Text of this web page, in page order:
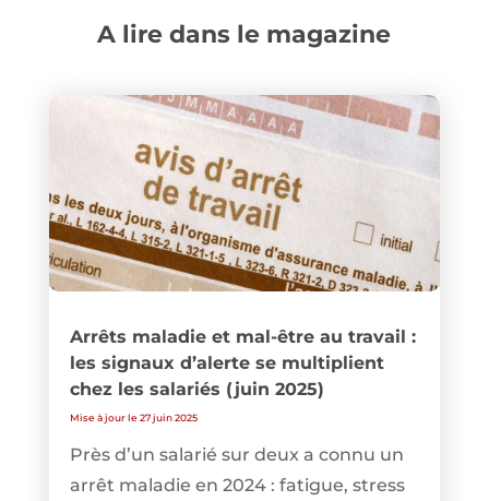
A lire dans le magazine
Arrêts maladie et mal-être au travail :
les signaux d’alerte se multiplient
chez les salariés (juin 2025)
Mise à jour le 27 juin 2025
Près d’un salarié sur deux a connu un
arrêt maladie en 2024 : fatigue, stress